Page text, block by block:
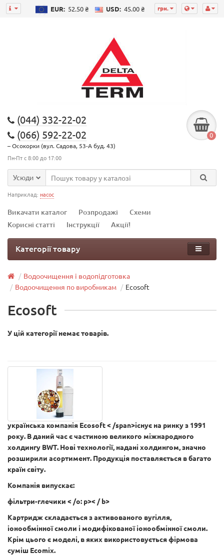
грн.
EUR: 52.50 ₴ USD: 45.00 ₴
(044) 332-22-02
(066) 592-22-02
– Осокорки (вул. Садова, 53-А буд. 43)
Пн-Пт с 8:00 до 17:00
0
Усюди
Наприклад: насос
Викачати каталог Розпродажі
Схеми
Корисні статті
Інструкції Акції!
Категорії товару
Водоочищення і водопідготовка
Водоочищення по виробникам
Ecosoft
Ecosoft
У цій категорії немає товарів.
українська компанія Ecosoft < /span>існує на ринку з 1991
року. В даний час є частиною великого міжнародного
холдингу BWT. Нові технології, надані холдингом, значно
розширили асортимент. Продукція поставляється в багато
країн світу.
Компанія випускає:
фільтри-глечики < /o: p>< / b>
Картридж складається з активованого вугілля,
іонообмінної смоли і модифікованої іонообмінної смоли.
Крім цього є моделі, в яких використовується фірмова
суміш Ecomix.